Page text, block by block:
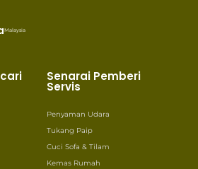
Malaysia
Senarai Pemberi
Servis
Penyaman Udara
Tukang Paip
Cuci Sofa & Tilam
Kemas Rumah